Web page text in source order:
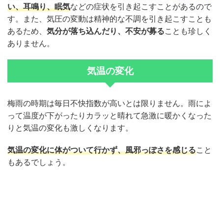
い、耳鳴り、眠気などの症状を引き起こすことがあるので
す。また、気圧の変動は精神的な不調を引き起こすことも
あるため、 気分が落ち込んだり、不安が募ることも珍しく
ありません。
気温の変化
梅雨の時期は毎日不快指数が高いとは限りません。雨によ
って温度が下がったりカラッと晴れて急激に暖かくなった
りと気温の変化も激しくなります。
気温の変化に体がついて行かず、風邪っぽさを感じること
もあるでしょう。